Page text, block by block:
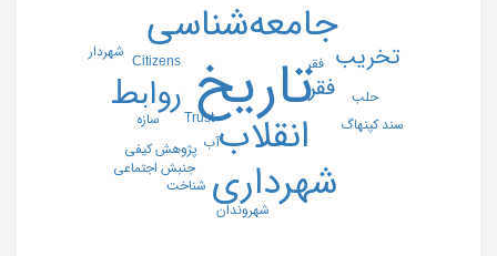
تاریخ
انقلاب
جامعه‌شناسی
شهرداری
رواﺑﻂ
تخریب
فقر
Citizens
Trust
پژوهش کیفی
جنبش اجتماعی
سازه سند کپنهاگ
شهروندان
فقر
آب
حلب
شناخت
شهردار